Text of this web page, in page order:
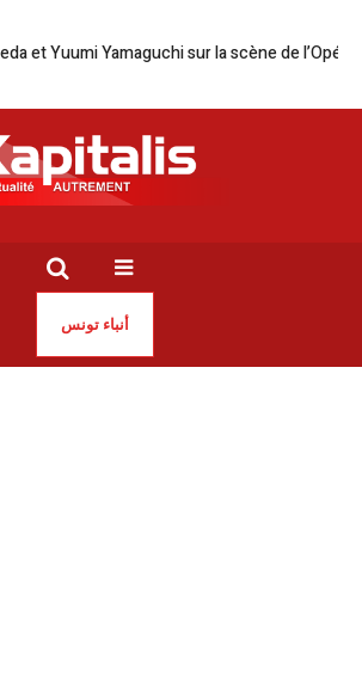
Yamaguchi sur la scène de l’Opéra de Tunis
أنباء تونس